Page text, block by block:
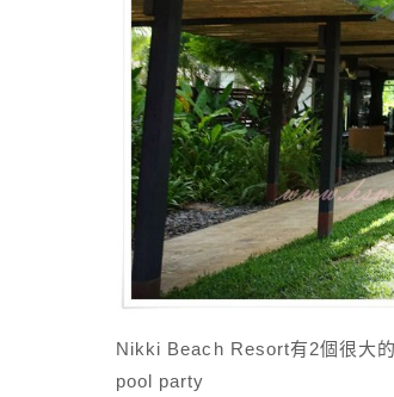
Nikki Beach Resort有2個很大
pool party